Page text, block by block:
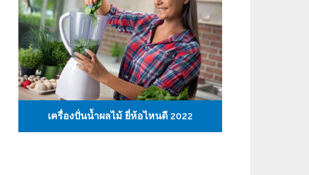
เครื่องปั่นน้ำผลไม้ ยี่ห้อไหนดี 2022